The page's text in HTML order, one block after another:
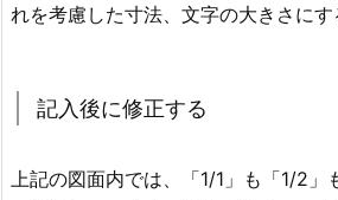
れを考慮した寸法、文字の大きさにす
記入後に修正する
上記の図面内では、「1/1」も「1/2